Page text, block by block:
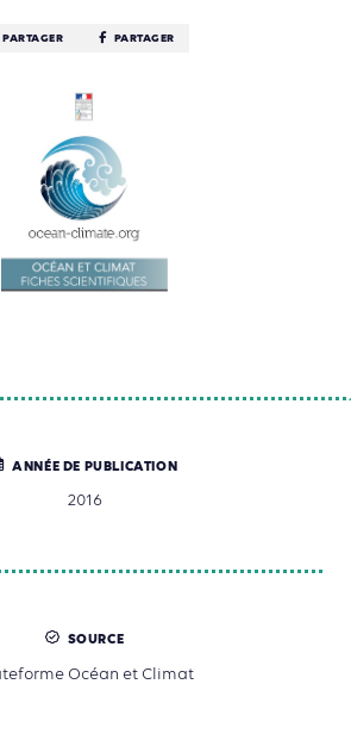
PARTAGER PARTAGER
ANNÉE DE PUBLICATION
2016
SOURCE
Océan et Climat